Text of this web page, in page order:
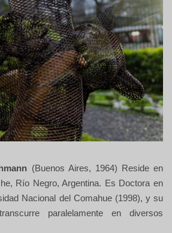
(Buenos Aires, 1964) Reside en
Río Negro, Argentina. Es Doctora en
Nacional del Comahue (1998), y su
paralelamente en diversos